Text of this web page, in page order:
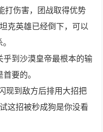
打伤害，团战取得优势
克英雄已经倒下，可以
乎到沙漠皇帝最根本的输
要的。
现到敌方后排用大招把
这招被秒成狗是你没看